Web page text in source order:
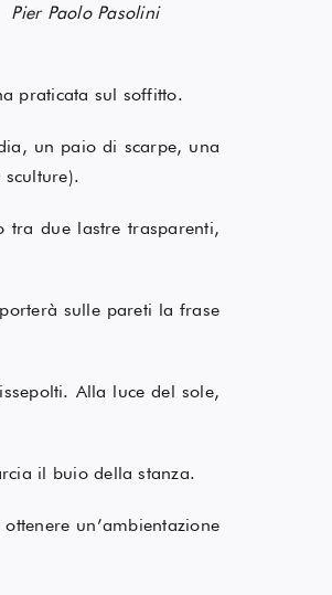
Pier Paolo Pasolini
praticata sul soffitto.
un paio di scarpe, una
tra due lastre trasparenti,
sulle pareti la frase
Alla luce del sole,
il buio della stanza.
un’ambientazione